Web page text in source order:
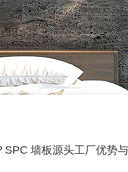
SPC 墙板源头工厂优势